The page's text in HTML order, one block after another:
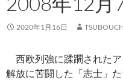
2020年1月16日
西欧列強に蹂躙された
解放に苦闘した「志士」